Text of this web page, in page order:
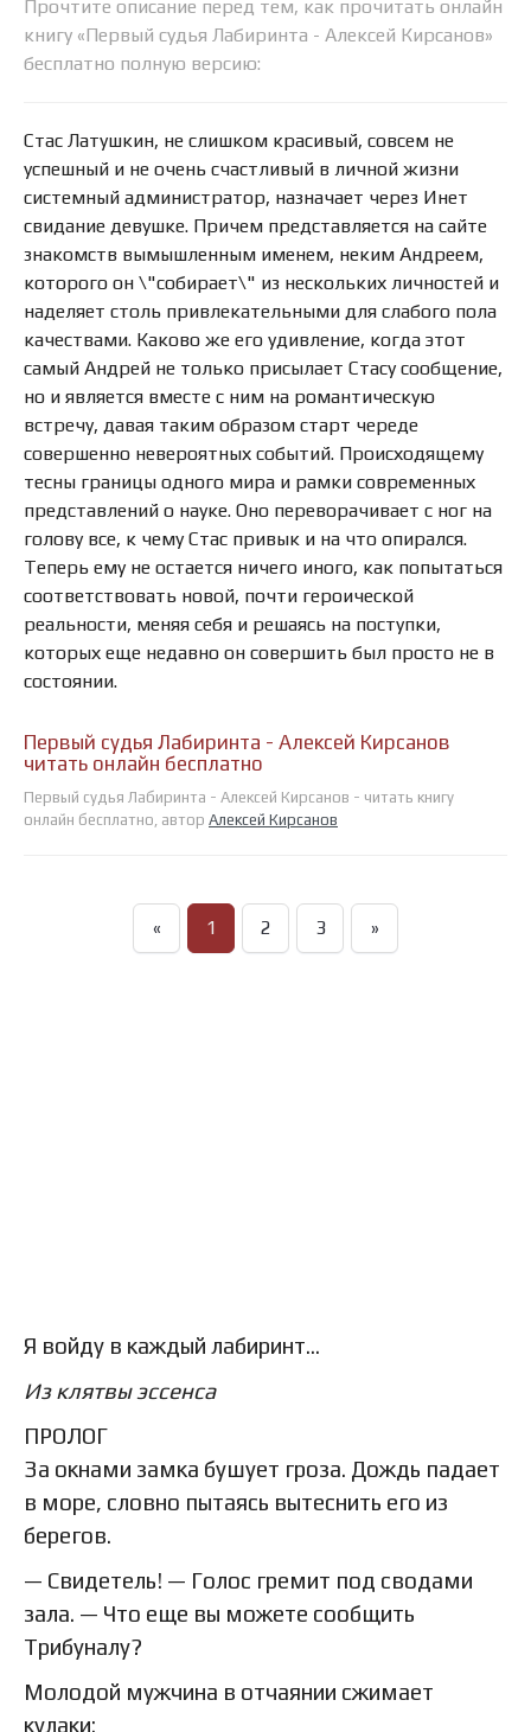
Прочтите описание перед тем, как прочитать онлайн
книгу «Первый судья Лабиринта - Алексей Кирсанов»
бесплатно полную версию:
Стас Латушкин, не слишком красивый, совсем не
успешный и не очень счастливый в личной жизни
системный администратор, назначает через Инет
свидание девушке. Причем представляется на сайте
знакомств вымышленным именем, неким Андреем,
которого он \"собирает\" из нескольких личностей и
наделяет столь привлекательными для слабого пола
качествами. Каково же его удивление, когда этот
самый Андрей не только присылает Стасу сообщение,
но и является вместе с ним на романтическую
встречу, давая таким образом старт череде
совершенно невероятных событий. Происходящему
тесны границы одного мира и рамки современных
представлений о науке. Оно переворачивает с ног на
голову все, к чему Стас привык и на что опирался.
Теперь ему не остается ничего иного, как попытаться
соответствовать новой, почти героической
реальности, меняя себя и решаясь на поступки,
которых еще недавно он совершить был просто не в
состоянии.
Первый судья Лабиринта - Алексей Кирсанов
читать онлайн бесплатно
Первый судья Лабиринта - Алексей Кирсанов - читать книгу
онлайн бесплатно, автор Алексей Кирсанов
« 1 2 3 »
Я войду в каждый лабиринт…
Из клятвы эссенса
ПРОЛОГ
За окнами замка бушует гроза. Дождь падает
в море, словно пытаясь вытеснить его из
берегов.
— Свидетель! — Голос гремит под сводами
зала. — Что еще вы можете сообщить
Трибуналу?
Молодой мужчина в отчаянии сжимает
кулаки: